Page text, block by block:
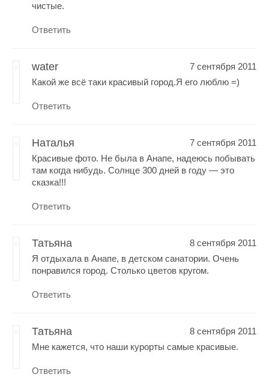
чистые.
Ответить
water
7 сентября 2011
Какой же всё таки красивый город.Я его люблю =)
Ответить
Наталья
7 сентября 2011
Красивые фото. Не была в Анапе, надеюсь побывать
там когда нибудь. Солнце 300 дней в году — это
сказка!!!
Ответить
Татьяна
8 сентября 2011
Я отдыхала в Анапе, в детском санатории. Очень
понравился город. Столько цветов кругом.
Ответить
Татьяна
8 сентября 2011
Мне кажется, что наши курорты самые красивые.
Ответить